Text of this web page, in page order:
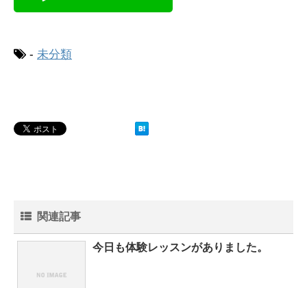
- 未分類
関連記事
今日も体験レッスンがありました。